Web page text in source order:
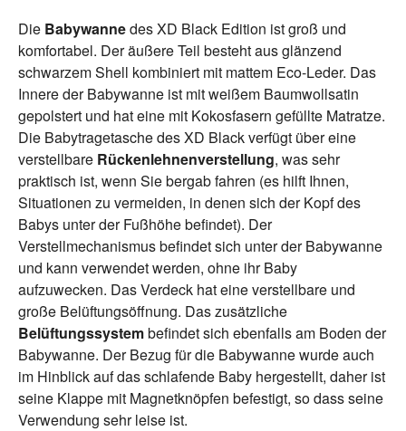
Die Babywannedes XD Black Edition ist groß und
komfortabel. Der äußere Teil besteht aus glänzend
schwarzem Shell kombiniert mit mattem Eco-Leder. Das
Innere der Babywanne ist mit weißem Baumwollsatin
gepolstert und hat eine mit Kokosfasern gefüllte Matratze.
Die Babytragetasche des XD Black verfügt über eine
verstellbare Rückenlehnenverstellung, was sehr
praktisch ist, wenn Sie bergab fahren (es hilft Ihnen,
Situationen zu vermeiden, in denen sich der Kopf des
Babys unter der Fußhöhe befindet). Der
Verstellmechanismus befindet sich unter der Babywanne
und kann verwendet werden, ohne ihr Baby
aufzuwecken. Das Verdeck hat eine verstellbare und
große Belüftungsöffnung. Das zusätzliche
Belüftungssystembefindet sich ebenfalls am Boden der
Babywanne. Der Bezug für die Babywanne wurde auch
im Hinblick auf das schlafende Baby hergestellt, daher ist
seine Klappe mit Magnetknöpfen befestigt, so dass seine
Verwendung sehr leise ist.